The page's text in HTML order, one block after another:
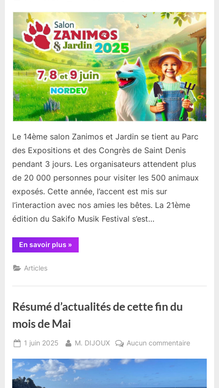
en
ce
début
du
mois
de
juin
Le 14ème salon Zanimos et Jardin se tient au Parc
des Expositions et des Congrès de Saint Denis
pendant 3 jours. Les organisateurs attendent plus
de 20 000 personnes pour visiter les 500 animaux
exposés. Cette année, l’accent est mis sur
l’interaction avec nos amies les bêtes. La 21ème
édition du Sakifo Musik Festival s’est…
En savoir plus “Résumé
d’actualités
mois
»
Articles
Résumé d’actualités de cette fin du
mois de Mai
Posted
1 juin 2025 By
M. DIJOUX Aucun commentairesur
de